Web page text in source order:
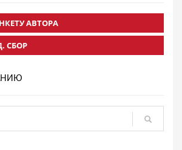
АВТОРА
СБОР